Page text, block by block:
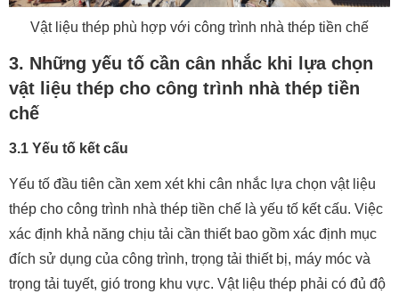
Vật liệu thép phù hợp với công trình nhà thép tiền chế
3. Những yếu tố cần cân nhắc khi lựa chọn
vật liệu thép cho công trình nhà thép tiền
chế
3.1 Yếu tố kết cấu
Yếu tố đầu tiên cần xem xét khi cân nhắc lựa chọn vật liệu
thép cho công trình nhà thép tiền chế là yếu tố kết cấu. Việc
xác định khả năng chịu tải cần thiết bao gồm xác định mục
đích sử dụng của công trình, trọng tải thiết bị, máy móc và
trọng tải tuyết, gió trong khu vực. Vật liệu thép phải có đủ độ